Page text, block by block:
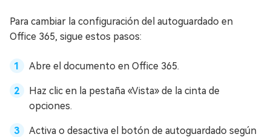
Para cambiar la configuración del autoguardado en
Office 365, sigue estos pasos:
Abre el documento en Office 365.
Haz clic en la pestaña «Vista» de la cinta de
opciones.
Activa o desactiva el botón de autoguardado según